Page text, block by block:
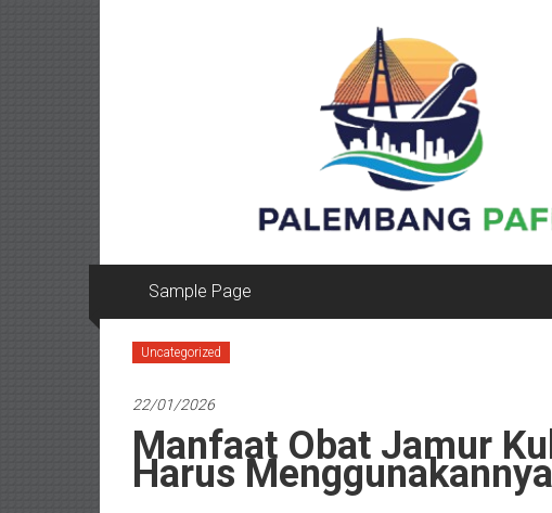
Sample Page
Uncategorized
22/01/2026
Manfaat Obat Jamur
Harus